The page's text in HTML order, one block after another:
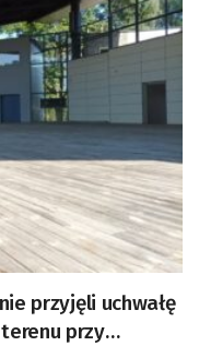
przyjęli uchwałę
przy